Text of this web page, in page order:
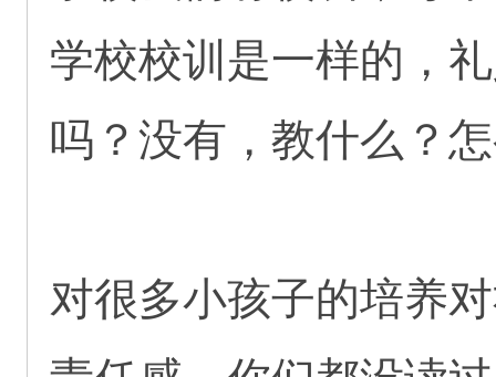
学校校训是一样的，
吗？没有，教什么？
对很多小孩子的培养